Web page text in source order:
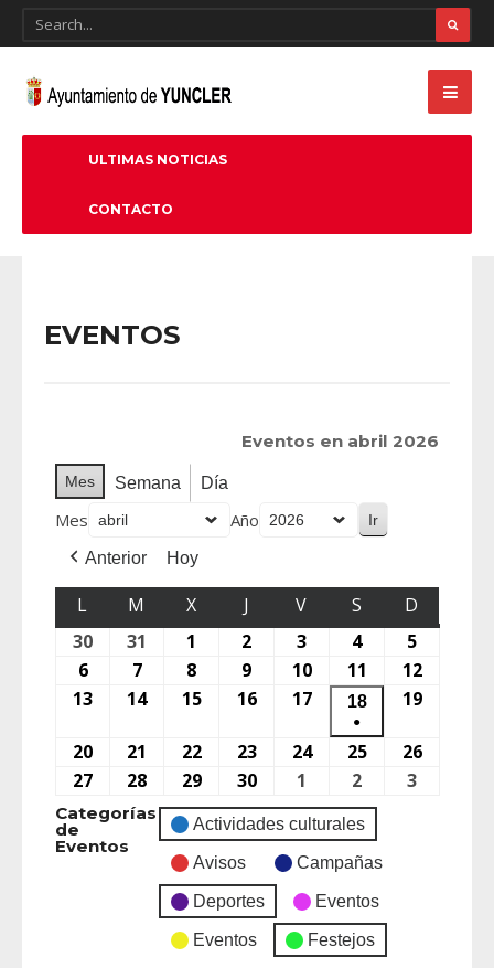
ULTIMAS NOTICIAS
CONTACTO
EVENTOS
Eventos en abril 2026
Mes Semana Día
Mes Año
Anterior Hoy
L M X J V S
D
30
31 1 2 3 4
5
6
7 8 9 10 11
12
13
14 15 16 17 18
●
19
20 21 22 23 24 25
26
27
28 29 30 1 2 3
Categorías
de
Eventos
Actividades culturales
Avisos Campañas
Deportes Eventos
Eventos Festejos